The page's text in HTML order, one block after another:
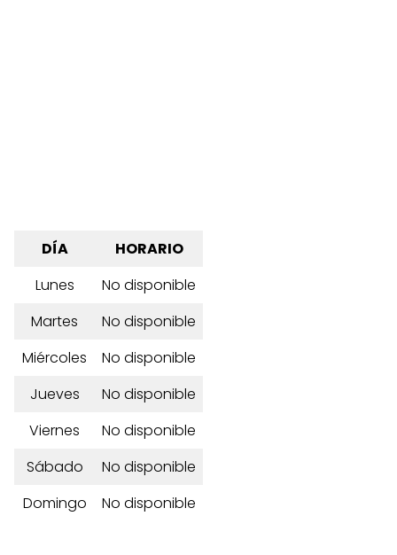
DÍA
HORARIO
Lunes
No disponible
Martes
No disponible
Miércoles
No disponible
Jueves
No disponible
Viernes
No disponible
Sábado
No disponible
Domingo
No disponible